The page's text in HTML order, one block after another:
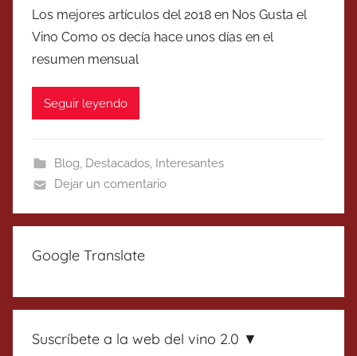
Los mejores artículos del 2018 en Nos Gusta el
Vino Como os decía hace unos días en el
resumen mensual
Seguir leyendo
Blog, Destacados, Interesantes
Dejar un comentario
Google Translate
Suscríbete a la web del vino 2.0 ▼